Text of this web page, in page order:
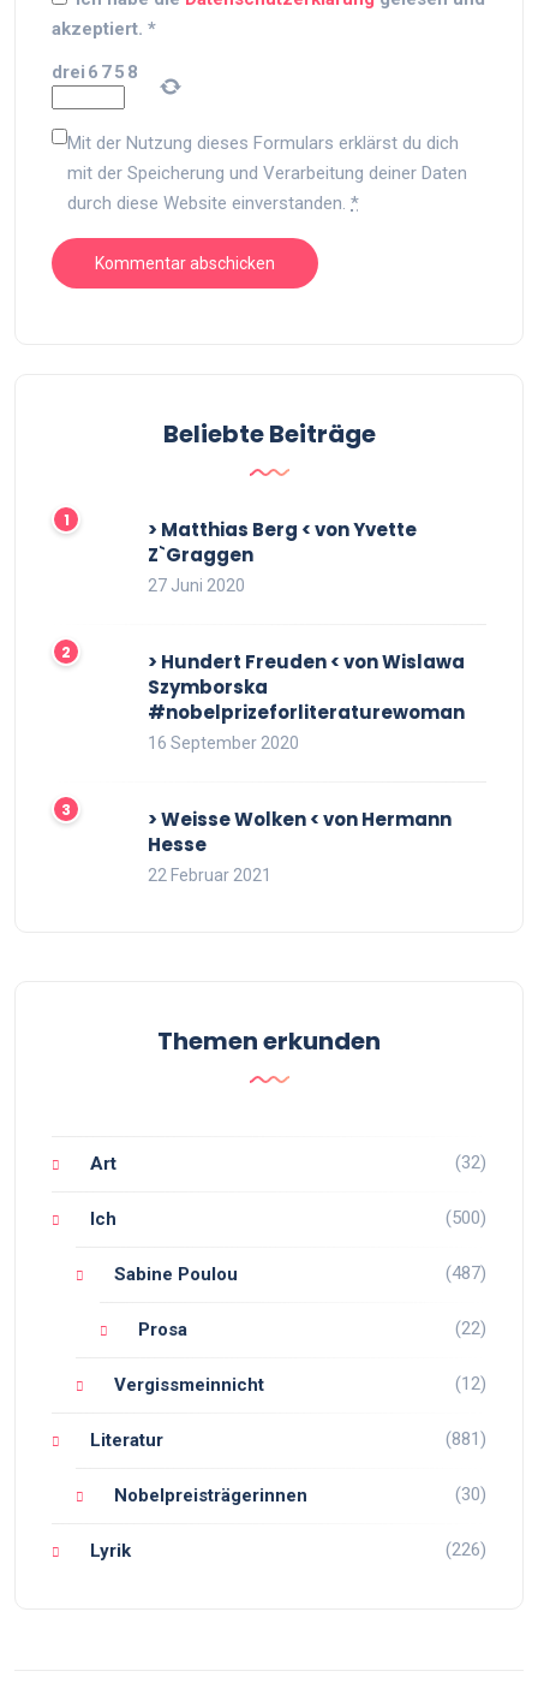
akzeptiert. *
drei 6 75 8
Mit der Nutzung dieses Formulars erklärst du dich
mit der Speicherung und Verarbeitung deiner Daten
durch diese Website einverstanden. *
Beliebte Beiträge
> Matthias Berg < von Yvette
Z`Graggen
27 Juni 2020
> Hundert Freuden < von Wislawa
Szymborska
#nobelprizeforliteraturewoman
16 September 2020
> Weisse Wolken < von Hermann
Hesse
22 Februar 2021
Themen erkunden
Art (32)
Ich (500)
Sabine Poulou (487)
Prosa (22)
Vergissmeinnicht (12)
Literatur (881)
Nobelpreisträgerinnen (30)
Lyrik (226)